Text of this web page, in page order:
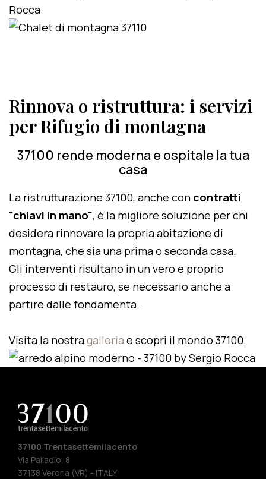
Rinnova o ristruttura: i servizi
per Rifugio di montagna
37100 rende moderna e ospitale la tua
casa
La ristrutturazione 37100, anche con contratti
"chiavi in mano", è la migliore soluzione per chi
desidera rinnovare la propria abitazione di
montagna, che sia una prima o seconda casa.
Gli interventi risultano in un vero e proprio
processo di restauro, se necessario anche a
partire dalle fondamenta.
Visita la nostragalleria e scopri il mondo 37100.
37100 Trentasettemilacento
Via Palladio, 8
37138 Verona (VR) - ITALY